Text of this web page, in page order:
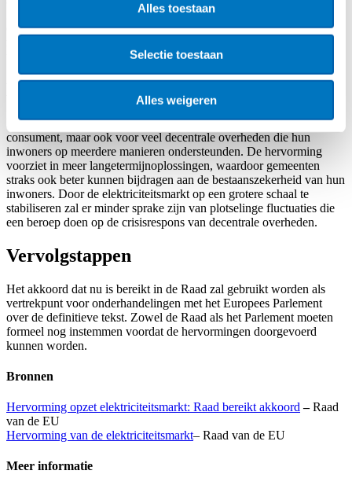
Alles toestaan
Selectie toestaan
Alles weigeren
garanderen. Daarnaast zijn de bepalingen die gaan over
consumentenbescherming verder verduidelijkt en zijn de
Decentrale relevantie
De energiecrisis in 2022 was niet alleen belastend voor de
consument, maar ook voor veel decentrale overheden die hun
inwoners op meerdere manieren ondersteunden. De hervorming
voorziet in meer langetermijnoplossingen, waardoor gemeenten
straks ook beter kunnen bijdragen aan de bestaanszekerheid van hun
inwoners. Door de elektriciteitsmarkt op een grotere schaal te
stabiliseren zal er minder sprake zijn van plotselinge fluctuaties die
een beroep doen op de crisisrespons van decentrale overheden.
Vervolgstappen
Het akkoord dat nu is bereikt in de Raad zal gebruikt worden als
vertrekpunt voor onderhandelingen met het Europees Parlement
over de definitieve tekst. Zowel de Raad als het Parlement moeten
formeel nog instemmen voordat de hervormingen doorgevoerd
kunnen worden.
Bronnen
Hervorming opzet elektriciteitsmarkt: Raad bereikt akkoord –Raad
van de EU
Hervorming van de elektriciteitsmarkt– Raad van de EU
Meer informatie